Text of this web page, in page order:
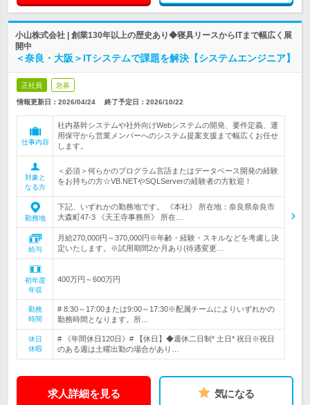
小山株式会社 | 創業130年以上の歴史あり◆寝具リースからITまで幅広く展
開中
＜奈良・大阪＞ITシステムで課題を解決【システムエンジニア】
正社員 急募
情報更新日：2026/04/24 終了予定日： 2026/10/22
仕事内容
社内基幹システムや社外向けWebシステムの開発、要件定義、運
用保守から営業メンバーへのシステム提案支援まで幅広くお任せ
します。
対象と
なる方
＜必須＞何らかのプログラム言語またはデータベース開発の経験
をお持ちの方☆VB.NETやSQLServerの経験者の方歓迎！
勤務地
下記、いずれかの勤務地です。 《本社》 所在地：奈良県奈良市
大森町47-3 《天王寺事務所》 所在…
給与
月給270,000円～370,000円※年齢・経験・スキルなどを考慮し決
定いたします。※試用期間2か月あり(待遇変更…
初年度
年収
400万円～600万円
勤務
時間
# 8:30～17:00または9:00～17:30※配属チームによりいずれかの
勤務時間となります。所…
休日
休暇
# 《年間休日120日》# 【休日】◆週休二日制* 土日* 祝日※祝日
のある週は土曜出勤の場合があり…
求人詳細を見る 気になる